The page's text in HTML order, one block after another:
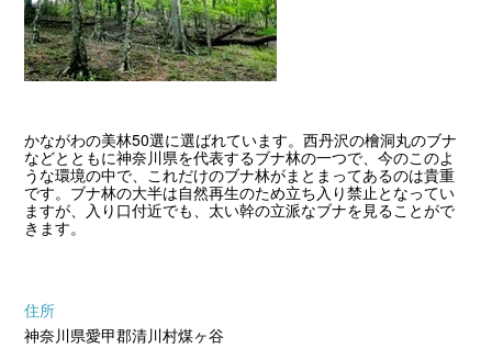
かながわの美林50選に選ばれています。西丹沢の檜洞丸のブナ
などとともに神奈川県を代表するブナ林の一つで、今のこのよ
うな環境の中で、これだけのブナ林がまとまってあるのは貴重
です。ブナ林の大半は自然再生のため立ち入り禁止となってい
ますが、入り口付近でも、太い幹の立派なブナを見ることがで
きます。
住所
神奈川県愛甲郡清川村煤ヶ谷